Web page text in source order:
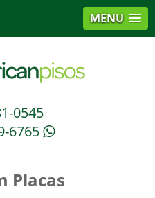
MENU
0545
6765
Placas